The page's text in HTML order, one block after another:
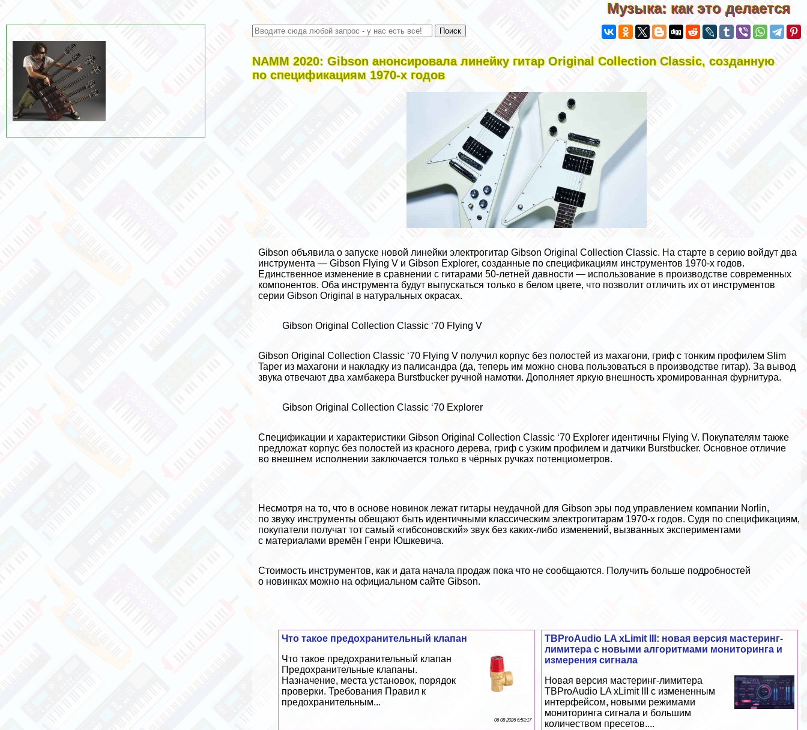
Музыка: как это делается
NAMM 2020: Gibson анонсировала линейку гитар Original Collection Classic, созданную
по спецификациям 1970-х годов
Gibson объявила о запуске новой линейки электрогитар Gibson Original Collection Classic. На старте в серию войдут два
инструмента — Gibson Flying V и Gibson Explorer, созданные по спецификациям инструментов 1970-х годов.
Единственное изменение в сравнении с гитарами 50-летней давности — использование в производстве современных
компонентов. Оба инструмента будут выпускаться только в белом цвете, что позволит отличить их от инструментов
серии Gibson Original в натуральных окрасах.
Gibson Original Collection Classic ‘70 Flying V
Gibson Original Collection Classic ‘70 Flying V получил корпус без полостей из махагони, гриф с тонким профилем Slim
Taper из махагони и накладку из палисандра (да, теперь им можно снова пользоваться в производстве гитар). За вывод
звука отвечают два хамбакера Burstbucker ручной намотки. Дополняет яркую внешность хромированная фурнитура.
Gibson Original Collection Classic ‘70 Explorer
Спецификации и хаpaктеристики Gibson Original Collection Classic ‘70 Explorer идентичны Flying V. Покупателям также
предложат корпус без полостей из красного дерева, гриф с узким профилем и датчики Burstbucker. Основное отличие
во внешнем исполнении заключается только в чёрных ручках потенциометров.
Несмотря на то, что в основе новинок лежат гитары неудачной для Gibsonэры под управлением компании Norlin,
по звуку инструменты обещают быть идентичными классическим электрогитарам 1970-х годов. Судя по спецификациям,
покупатели получат тот самый «гибсоновский» звук без каких-либо изменений, вызванных экспериментами
с материалами времён Генри Юшкевича.
Стоимость инструментов, как и дата начала продаж пока что не сообщаются. Получить больше подробностей
о новинках можно наофициальном сайте Gibson.
TBProAudio LA xLimit III: новая версия мастеринг-
лимитера с новыми алгоритмами мониторинга и
измерения сигнала
Новая версия мастеринг-лимитера
TBProAudio LA xLimit III с измененным
интерфейсом, новыми режимами
мониторинга сигнала и большим
количеством пресетов....
Что такое пpeдoxpaнительный клапан
Что такое пpeдoxpaнительный клапан
Пpeдoxpaнительные клапаны.
Назначение, места установок, порядок
проверки. Требования Правил к
пpeдoxpaнительным...
06 08 2026 6:53:17